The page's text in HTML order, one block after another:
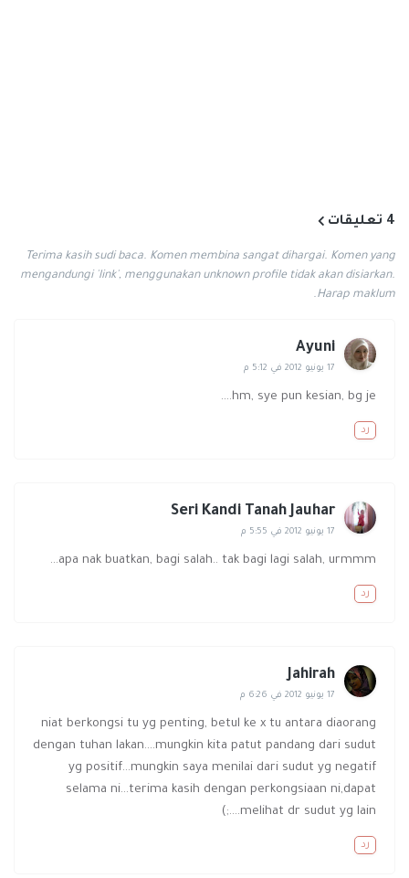
4 تعليقات
Terima kasih sudi baca. Komen membina sangat dihargai. Komen yang
mengandungi 'link', menggunakan unknown profile tidak akan disiarkan.
Harap maklum.
Ayuni
17 يونيو 2012 في 5:12 م
hm, sye pun kesian, bg je....
رد
Seri Kandi Tanah Jauhar
17 يونيو 2012 في 5:55 م
apa nak buatkan, bagi salah.. tak bagi lagi salah, urmmm...
رد
Jahirah
17 يونيو 2012 في 6:26 م
niat berkongsi tu yg penting, betul ke x tu antara diaorang
dengan tuhan lakan....mungkin kita patut pandang dari sudut
yg positif...mungkin saya menilai dari sudut yg negatif
selama ni...terima kasih dengan perkongsiaan ni,dapat
melihat dr sudut yg lain....;)
رد